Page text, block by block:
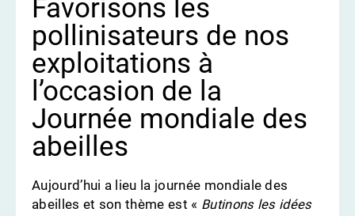
Favorisons les
pollinisateurs de nos
exploitations à
l’occasion de la
Journée mondiale des
abeilles
Aujourd’hui a lieu la journée mondiale des
abeilles et son thème est « Butinons les idées